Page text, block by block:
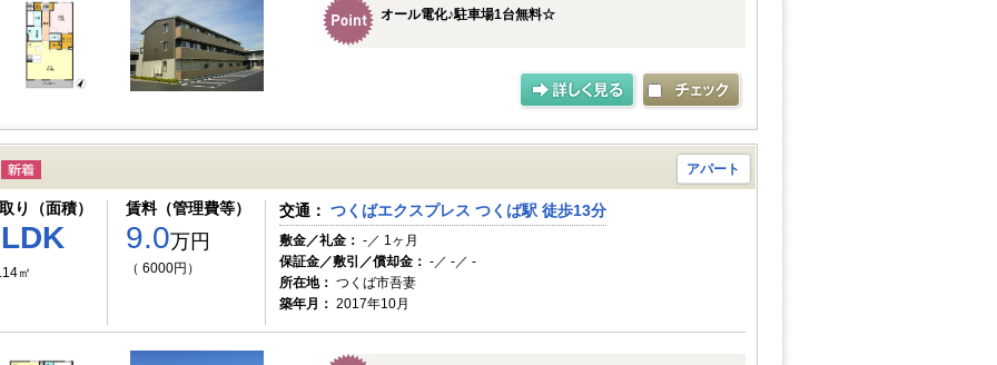
オール電化♪駐車場1台無料☆
アパート
り（面積）
㎡
賃料（管理費等）
9.0万円
（ 6000円）
交通： つくばエクスプレス つくば駅 徒歩13分
敷金／礼金： -／ 1ヶ月
保証金／敷引／償却金： -／ -／ -
所在地： つくば市吾妻
築年月： 2017年10月